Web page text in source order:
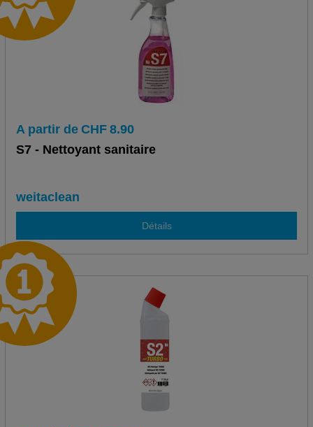
A partir de CHF 8.90
S7 - Nettoyant sanitaire
weitaclean
Détails